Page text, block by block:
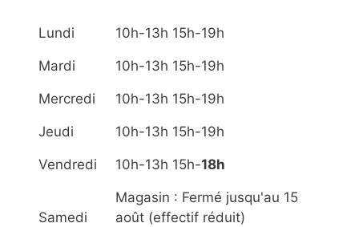
Lundi 10h-13h 15h-19h
Mardi 10h-13h 15h-19h
Mercredi 10h-13h 15h-19h
Jeudi 10h-13h 15h-19h
Vendredi 10h-13h 15h-18h
Samedi
Magasin : Fermé jusqu'au 15
août (effectif réduit)